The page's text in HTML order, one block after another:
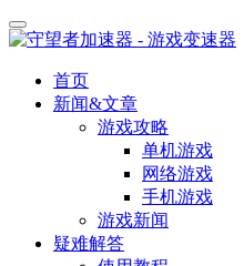
首页
新闻&文章
游戏攻略
单机游戏
网络游戏
手机游戏
游戏新闻
疑难解答